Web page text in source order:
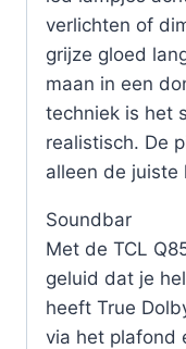
verlichten of
grijze gloed
maan in een
techniek is het
realistisch. De
alleen de juiste
Soundbar
Met de TCL
geluid dat je
heeft True
via het plafond